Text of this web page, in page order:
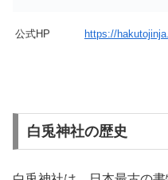
公式HP https://
白兎神社の歴史